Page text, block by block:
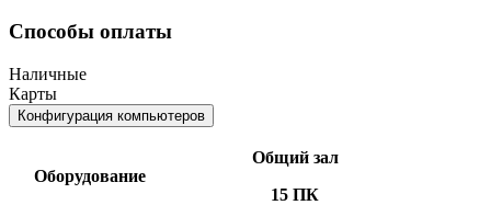
Способы оплаты
Наличные
Карты
Конфигурация компьютеров
Оборудование
Общий зал
15 ПК